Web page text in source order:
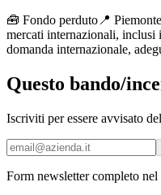
🧰 Fondo perduto 📍 Piemonte
mercati internazionali, inclusi
domanda internazionale,
Questo bando/
Iscriviti per essere avvisato
Form newsletter completo